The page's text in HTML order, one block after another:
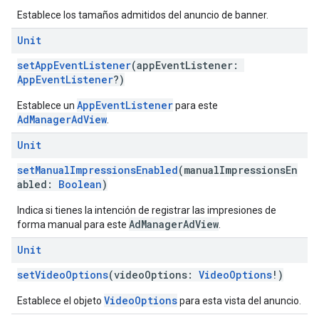
Establece los tamaños admitidos del anuncio de banner.
Unit
setAppEventListener(appEventListener:
AppEventListener?)
Establece un AppEventListenerpara este
AdManagerAdView
Unit
setManualImpressionsEnabled(manualImpressionsEn
abled: Boolean)
Indica si tienes la intención de registrar las impresiones de
forma manual para este AdManagerAdView
Unit
setVideoOptions(videoOptions: VideoOptions!)
Establece el objeto VideoOptionspara esta vista del anuncio.